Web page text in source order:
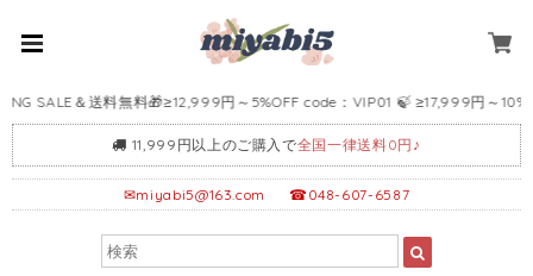
＆送料無料🎁≥12,999円～5%OFF code：VIP01 🍃 ≥17,999円～
11,999円以上のご購入で全国一律送料0円♪
✉miyabi5@163.com ☎048-607-6587